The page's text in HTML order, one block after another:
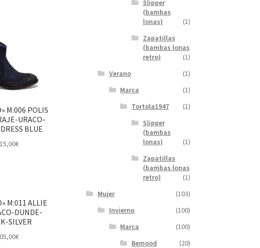
M:006 POLIS
URACO-
BLUE
€
M:011 ALLIE
DUNDE-
SILVER
€
Slipper
(bambas
lonas)
(1)
Zapatillas
(bambas lonas
retro)
(1)
Verano
(1)
Marca
(1)
Tortola1947
(1)
Slipper
(bambas
lonas)
(1)
Zapatillas
(bambas lonas
retro)
(1)
Mujer
(103)
Invierno
(100)
Marca
(100)
Bemood
(20)